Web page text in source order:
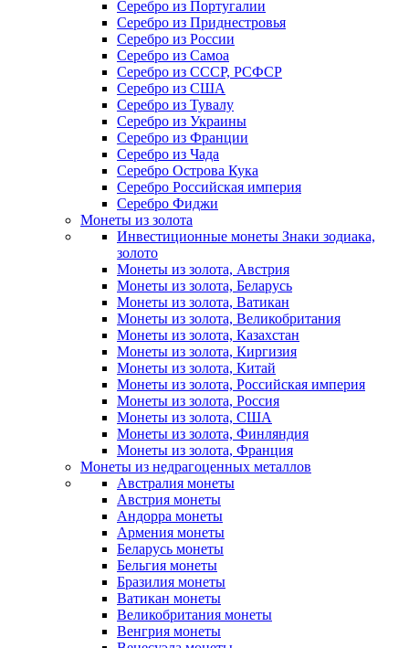
Серебро из Португалии
Серебро из Приднестровья
Серебро из России
Серебро из Самоа
Серебро из СССР, РСФСР
Серебро из США
Серебро из Тувалу
Серебро из Украины
Серебро из Франции
Серебро из Чада
Серебро Острова Кука
Серебро Российская империя
Серебро Фиджи
Монеты из золота
Инвестиционные монеты Знаки зодиака,
золото
Монеты из золота, Австрия
Монеты из золота, Беларусь
Монеты из золота, Ватикан
Монеты из золота, Великобритания
Монеты из золота, Казахстан
Монеты из золота, Киргизия
Монеты из золота, Китай
Монеты из золота, Российская империя
Монеты из золота, Россия
Монеты из золота, США
Монеты из золота, Финляндия
Монеты из золота, Франция
Монеты из недрагоценных металлов
Австралия монеты
Австрия монеты
Андорра монеты
Армения монеты
Беларусь монеты
Бельгия монеты
Бразилия монеты
Ватикан монеты
Великобритания монеты
Венгрия монеты